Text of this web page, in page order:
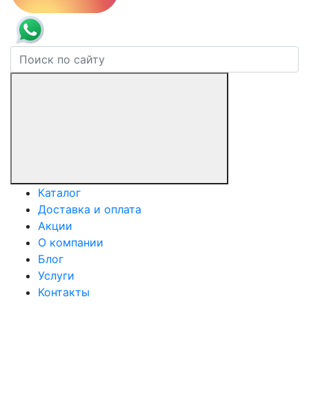
Каталог
Доставка и оплата
Акции
О компании
Блог
Услуги
Контакты